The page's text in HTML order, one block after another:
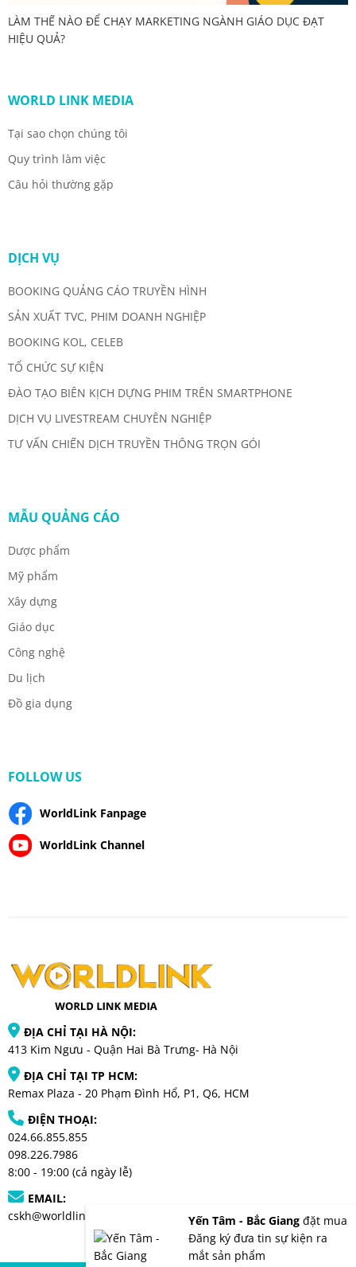
LÀM THẾ NÀO ĐỂ CHẠY MARKETING NGÀNH GIÁO DỤC ĐẠT
HIỆU QUẢ?
WORLD LINK MEDIA
Tại sao chọn chúng tôi
Quy trình làm việc
Câu hỏi thường gặp
DỊCH VỤ
BOOKING QUẢNG CÁO TRUYỀN HÌNH
SẢN XUẤT TVC, PHIM DOANH NGHIỆP
BOOKING KOL, CELEB
TỔ CHỨC SỰ KIỆN
ĐÀO TẠO BIÊN KỊCH DỰNG PHIM TRÊN SMARTPHONE
DỊCH VỤ LIVESTREAM CHUYÊN NGHIỆP
TƯ VẤN CHIẾN DỊCH TRUYỀN THÔNG TRỌN GÓI
MẪU QUẢNG CÁO
Dược phẩm
Mỹ phẩm
Xây dựng
Giáo dục
Công nghệ
Du lịch
Đồ gia dụng
FOLLOW US
WorldLink Fanpage
WorldLink Channel
ĐỊA CHỈ TẠI HÀ NỘI:
413 Kim Ngưu - Quận Hai Bà Trưng- Hà Nội
ĐỊA CHỈ TẠI TP HCM:
Remax Plaza - 20 Phạm Đình Hổ, P1, Q6, HCM
ĐIỆN THOẠI:
024.66.855.855
098.226.7986
8:00 - 19:00 (cả ngày lễ)
EMAIL:
cskh@worldlinkmedia.vn
Yến Tâm - Bắc Giang đặt mua
Đăng ký đưa tin sự kiện ra
mắt sản phẩm